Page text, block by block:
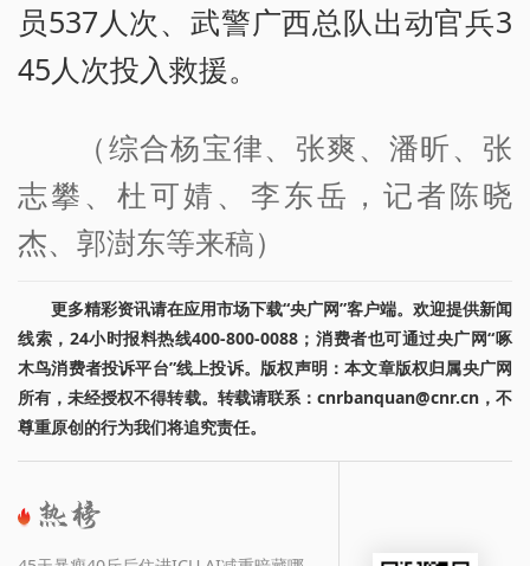
员537人次、武警广西总队出动官兵3
45人次投入救援。
（综合杨宝律、张爽、潘昕、张
志攀、杜可婧、李东岳，记者陈晓
杰、郭澍东等来稿）
更多精彩资讯请在应用市场下载“央广网”客户端。欢迎提供新闻
线索，24小时报料热线400-800-0088；消费者也可通过央广网“啄
木鸟消费者投诉平台”线上投诉。版权声明：本文章版权归属央广网
所有，未经授权不得转载。转载请联系：cnrbanquan@cnr.cn，不
尊重原创的行为我们将追究责任。